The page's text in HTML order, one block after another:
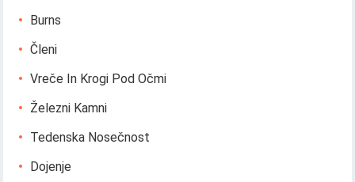
Burns
Členi
Vreče In Krogi Pod Očmi
Železni Kamni
Tedenska Nosečnost
Dojenje